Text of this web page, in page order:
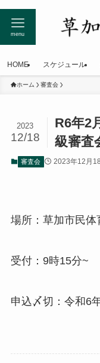
menu
HOME スケジュール
ホーム 審査会
R6年2
級審査
2023
12/18
審査会 2023年12月
場所：草加市民体
受付：9時15分~
申込〆切：令和6